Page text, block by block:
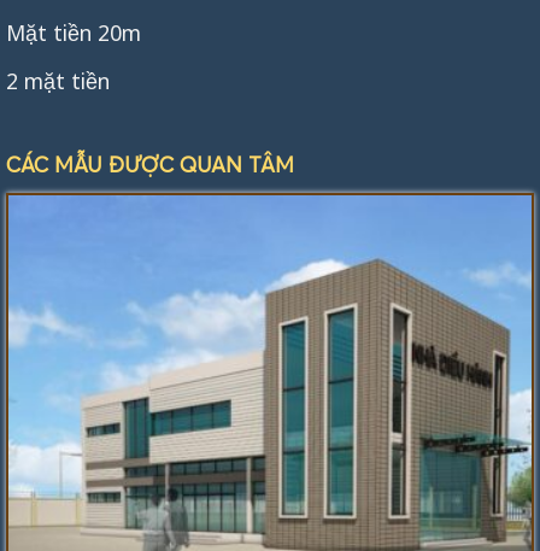
Mặt tiền 20m
2 mặt tiền
CÁC MẪU ĐƯỢC QUAN TÂM